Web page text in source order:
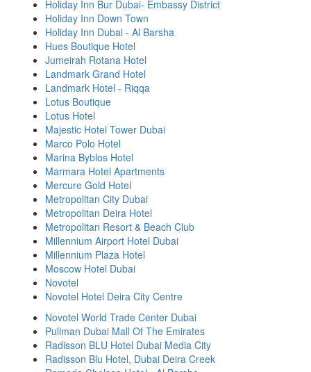
Holiday Inn Bur Dubai- Embassy District
Holiday Inn Down Town
Holiday Inn Dubai - Al Barsha
Hues Boutique Hotel
Jumeirah Rotana Hotel
Landmark Grand Hotel
Landmark Hotel - Riqqa
Lotus Boutique
Lotus Hotel
Majestic Hotel Tower Dubai
Marco Polo Hotel
Marina Byblos Hotel
Marmara Hotel Apartments
Mercure Gold Hotel
Metropolitan City Dubai
Metropolitan Deira Hotel
Metropolitan Resort & Beach Club
Millennium Airport Hotel Dubai
Millennium Plaza Hotel
Moscow Hotel Dubai
Novotel
Novotel Hotel Deira City Centre
Novotel World Trade Center Dubai
Pullman Dubai Mall Of The Emirates
Radisson BLU Hotel Dubai Media City
Radisson Blu Hotel, Dubai Deira Creek